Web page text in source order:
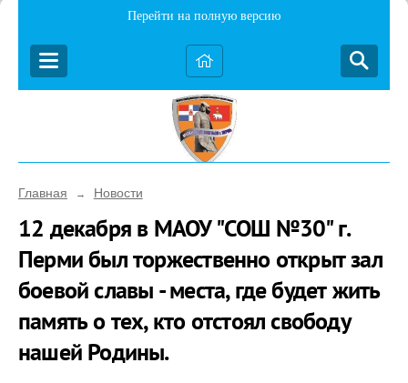
Перейти на полную версию
Главная → Новости
12 декабря в МАОУ "СОШ №30" г.
Перми был торжественно открыт зал
боевой славы - места, где будет жить
память о тех, кто отстоял свободу
нашей Родины.